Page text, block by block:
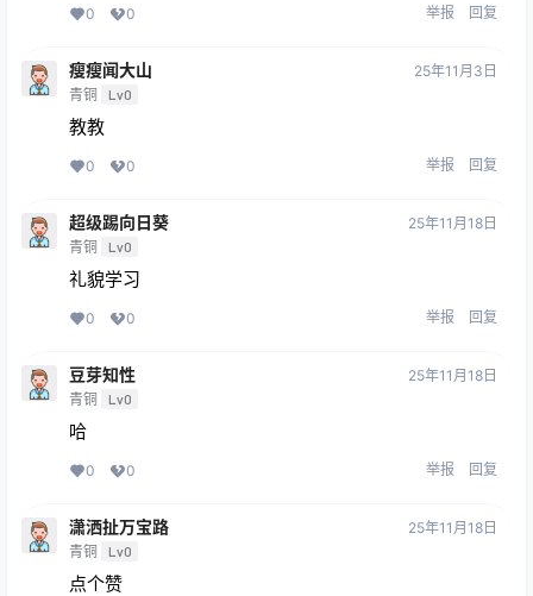
0 0 举报 回复
瘦瘦闻大山
青铜 Lv0
25年11月3日
教教
0 0 举报 回复
超级踢向日葵
青铜 Lv0
25年11月18日
礼貌学习
0 0 举报 回复
豆芽知性
青铜 Lv0
25年11月18日
哈
0 0 举报 回复
潇洒扯万宝路
青铜 Lv0
25年11月18日
点个赞